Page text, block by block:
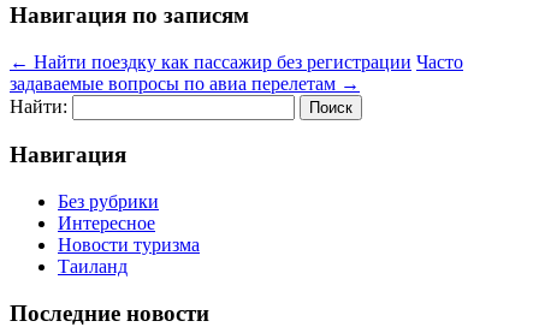
Навигация по записям
← Найти поездку как пассажир без регистрации Часто
задаваемые вопросы по авиа перелетам →
Найти:
Навигация
Без рубрики
Интересное
Новости туризма
Таиланд
Последние новости